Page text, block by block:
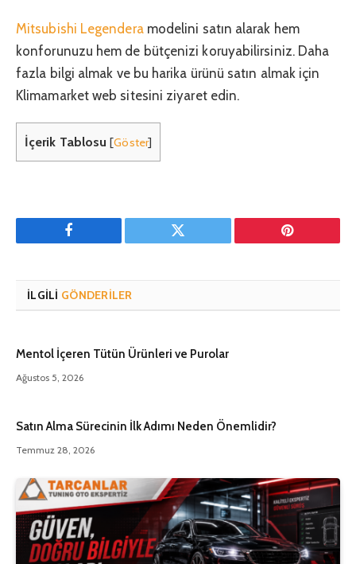
Mitsubishi Legenderamodelini satın alarak hem
konforunuzu hem de bütçenizi koruyabilirsiniz. Daha
fazla bilgi almak ve bu harika ürünü satın almak için
Klimamarket web sitesini ziyaret edin.
İçerik Tablosu [Göster]
Facebook Twitter Pinterest'in
İLGILI GÖNDERILER
Mentol İçeren Tütün Ürünleri ve Purolar
Ağustos 5, 2026
Satın Alma Sürecinin İlk Adımı Neden Önemlidir?
Temmuz 28, 2026